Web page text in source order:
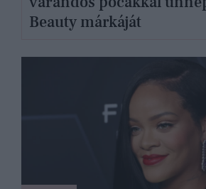
Beauty márkáját